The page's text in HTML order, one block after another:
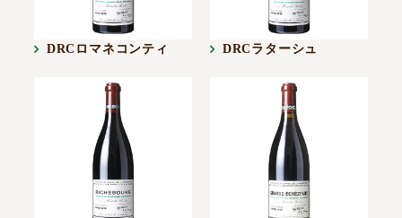
DRCロマネコンティ DRCラターシュ